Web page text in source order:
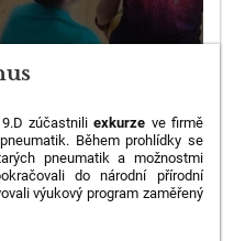
9.D zúčastniliexkurze ve firmě
Během prohlídky se
pneumatik a možnostmi
do národní přírodní
výukový program zaměřený